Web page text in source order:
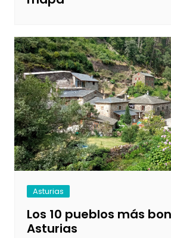
Asturias
Los 10 pueblos más
Asturias